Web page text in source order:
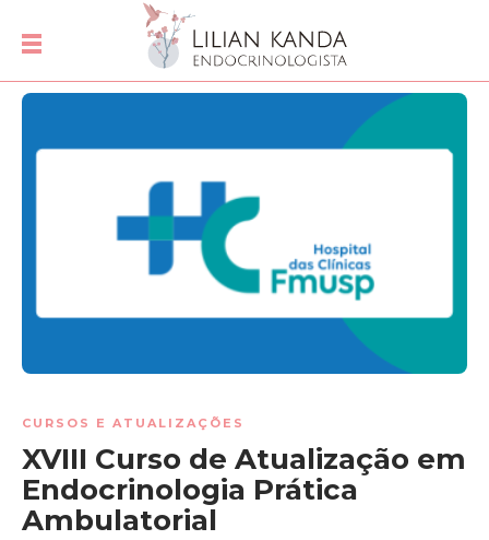
CURSOS E ATUALIZAÇÕES
XVIII Curso de Atualização em
Endocrinologia Prática
Ambulatorial